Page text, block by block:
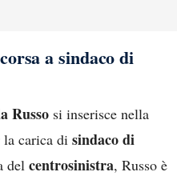
a sindaco di
Russo si inserisce nella
la carica di sindaco di
del centrosinistra, Russo è